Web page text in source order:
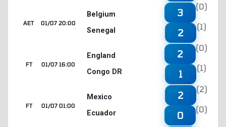
01/07 20:00
AET
Belgium
Senegal
3
(0)
2
(1)
01/07 16:00
FT
England
Congo DR
2
(0)
1
(1)
01/07 01:00
FT
Mexico
Ecuador
2
(2)
0
(0)